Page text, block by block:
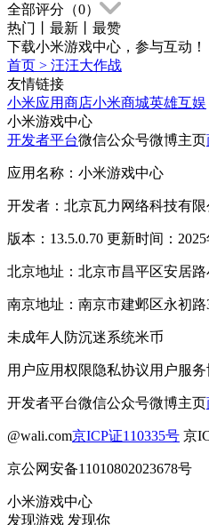
全部评分（0）
热门
最新
最赞
下载小米游戏中心，参与互动！
首页 > 汪汪大作战
友情链接
小米应用商店小米商城英雄互娱
小米游戏中心
开发者平台微信公众号微博主页
应用名称：小米游戏中心
开发者：北京瓦力网络科技有限
版本：13.5.0.70 更新时间：2025
北京地址：北京市昌平区安居
南京地址：南京市建邺区永初
未成年人防沉迷系统米币
用户应用权限隐私协议用户服
开发者平台微信公众号微博主页
@wali.com京ICP证110335号 京
京公网安备11010802023678号
小米游戏中心
发现游戏 发现你